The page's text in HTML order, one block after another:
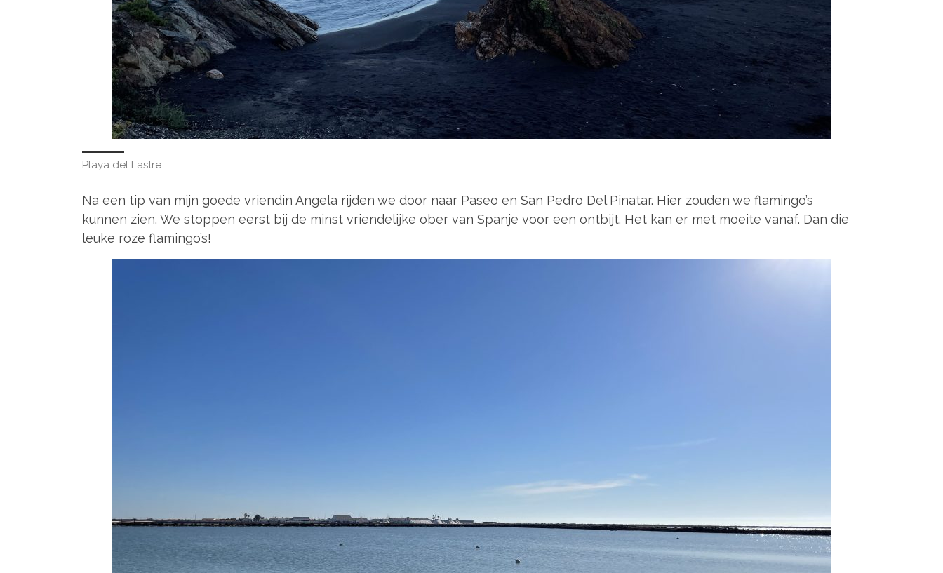
Playa del Lastre
Na een tip van mijn goede vriendin Angela rijden we door naar Paseo en San Pedro Del Pinatar. Hier zouden we flamingo’s
kunnen zien. We stoppen eerst bij de minst vriendelijke ober van Spanje voor een ontbijt. Het kan er met moeite vanaf. Dan die
leuke roze flamingo’s!